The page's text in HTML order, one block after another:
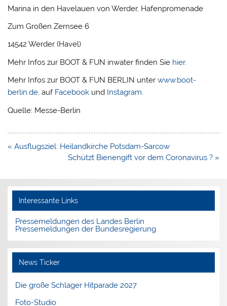
Marina in den Havelauen von Werder, Hafenpromenade
Zum Großen Zernsee 6
14542 Werder (Havel)
Mehr Infos zur BOOT & FUN inwater finden Sie hier.
Mehr Infos zur BOOT & FUN BERLIN unterwww.boot-
berlin.de, aufFacebook und Instagram.
Quelle: Messe-Berlin
Beitragsnavigation
« Ausflugsziel: Heilandkirche Potsdam-Sarcow
Schützt Bienengift vor dem Coronavirus ? »
Interessante Links
Pressemeldungen des Landes Berlin
Pressemeldungen der Bundesregierung
News Ticker
Die große Schlager Hitparade 2027
Foto-Studio